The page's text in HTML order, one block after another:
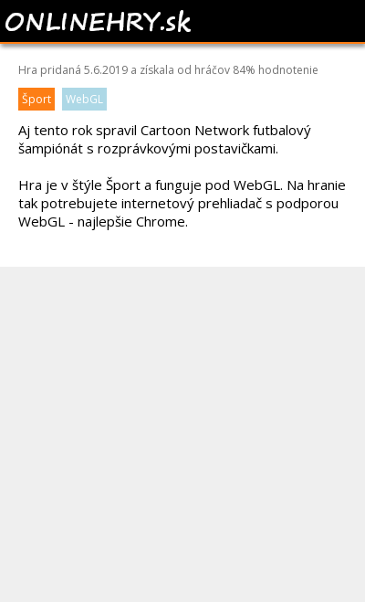
TOON CUP 2019
Hra pridaná 5.6.2019 a získala od hráčov 84% hodnotenie
Šport
WebGL
Aj tento rok spravil Cartoon Network futbalový
šampiónát s rozprávkovými postavičkami.
Hra je v štýle Šport a funguje pod WebGL. Na hranie
tak potrebujete internetový prehliadač s podporou
WebGL - najlepšie Chrome.